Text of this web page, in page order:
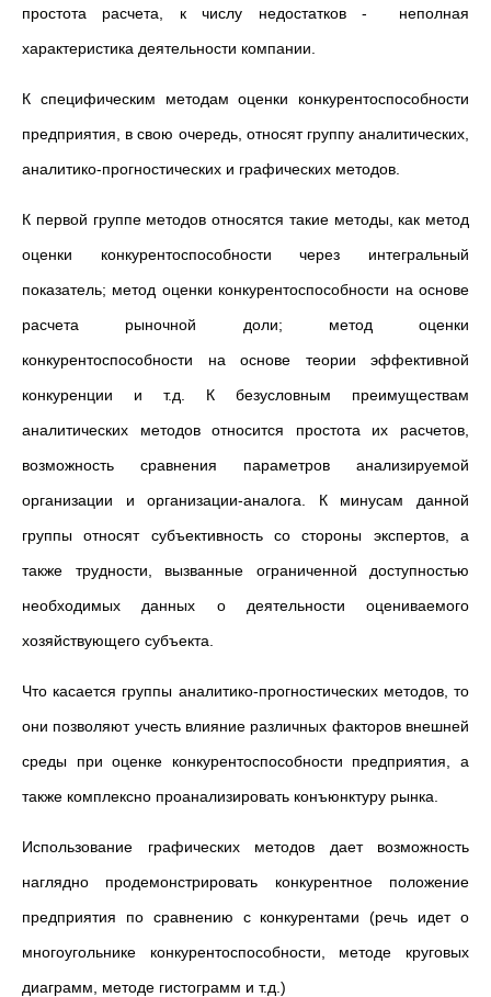
простота расчета, к числу недостатков - неполная
характеристика деятельности компании.
К специфическим методам оценки конкурентоспособности
предприятия, в свою очередь, относят группу аналитических,
аналитико-прогностических и графических методов.
К первой группе методов относятся такие методы, как метод
оценки конкурентоспособности через интегральный
показатель; метод оценки конкурентоспособности на основе
расчета рыночной доли; метод оценки
конкурентоспособности на основе теории эффективной
конкуренции и т.д. К безусловным преимуществам
аналитических методов относится простота их расчетов,
возможность сравнения параметров анализируемой
организации и организации-аналога. К минусам данной
группы относят субъективность со стороны экспертов, а
также трудности, вызванные ограниченной доступностью
необходимых данных о деятельности оцениваемого
хозяйствующего субъекта.
Что касается группы аналитико-прогностических методов, то
они позволяют учесть влияние различных факторов внешней
среды при оценке конкурентоспособности предприятия, а
также комплексно проанализировать конъюнктуру рынка.
Использование графических методов дает возможность
наглядно продемонстрировать конкурентное положение
предприятия по сравнению с конкурентами (речь идет о
многоугольнике конкурентоспособности, методе круговых
диаграмм, методе гистограмм и т.д.)